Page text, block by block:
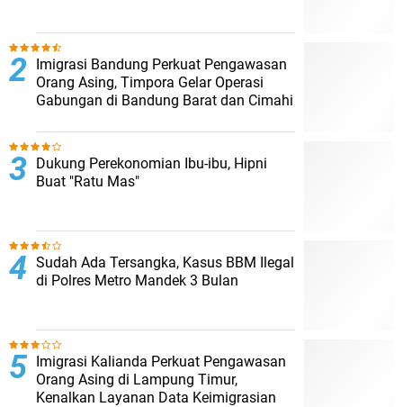
Imigrasi Bandung Perkuat Pengawasan
Orang Asing, Timpora Gelar Operasi
Gabungan di Bandung Barat dan Cimahi
Dukung Perekonomian Ibu-ibu, Hipni
Buat "Ratu Mas"
Sudah Ada Tersangka, Kasus BBM Ilegal
di Polres Metro Mandek 3 Bulan
Imigrasi Kalianda Perkuat Pengawasan
Orang Asing di Lampung Timur,
Kenalkan Layanan Data Keimigrasian